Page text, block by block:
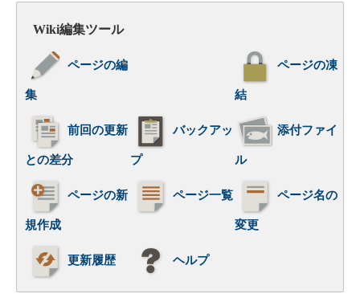
Wiki編集ツール
ページの編
集
ページの凍
結
前回の更新
との差分
バックアッ
プ
添付ファイ
ル
ページの新
規作成
ページ一覧 ページ名の
変更
更新履歴 ヘルプ